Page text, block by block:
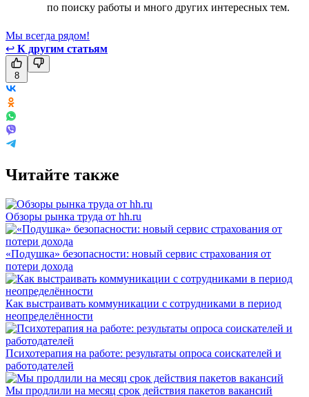
по поиску работы и много других интересных тем.
Мы всегда рядом!
↩ К другим статьям
8
Читайте также
Обзоры рынка труда от hh.ru
«Подушка» безопасности: новый сервис страхования от
потери дохода
Как выстраивать коммуникации с сотрудниками в период
неопределённости
Психотерапия на работе: результаты опроса соискателей и
работодателей
Мы продлили на месяц срок действия пакетов вакансий